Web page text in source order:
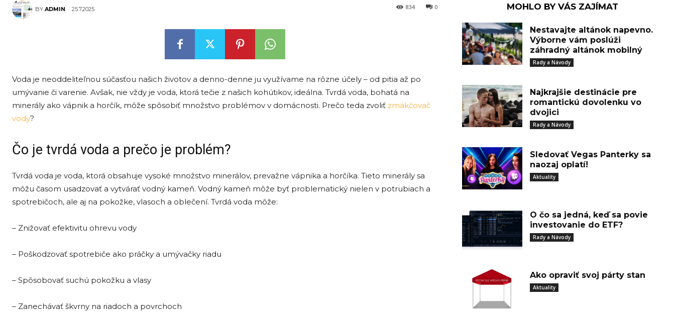
BY ADMIN 25.7.2025 0
834
Voda je neoddeliteľnou súčasťou našich životov a denno-denne ju využívame na rôzne účely – od pitia až po
umývanie či varenie. Avšak, nie vždy je voda, ktorá tečie z našich kohútikov, ideálna. Tvrdá voda, bohatá na
minerály ako vápnik a horčík, môže spôsobiť množstvo problémov v domácnosti. Prečo teda zvoliť zmäkčovač
vody?
Čo je tvrdá voda a prečo je problém?
Tvrdá voda je voda, ktorá obsahuje vysoké množstvo minerálov, prevažne vápnika a horčíka. Tieto minerály sa
môžu časom usadzovať a vytvárať vodný kameň. Vodný kameň môže byť problematický nielen v potrubiach a
spotrebičoch, ale aj na pokožke, vlasoch a oblečení. Tvrdá voda môže:
– Znižovať efektivitu ohrevu vody
– Poškodzovať spotrebiče ako práčky a umývačky riadu
– Spôsobovať suchú pokožku a vlasy
– Zanechávať škvrny na riadoch a povrchoch
MOHLO BY VÁS ZAJÍMAT
Nestavajte altánok napevno.
Výborne vám poslúži
záhradný altánok mobilný
Rady a Návody
Najkrajšie destinácie pre
romantickú dovolenku vo
dvojici
Rady a Návody
Sledovať Vegas Panterky sa
naozaj oplatí!
Aktuality
O čo sa jedná, keď sa povie
investovanie do ETF?
Rady a Návody
Ako opraviť svoj párty stan
Aktuality